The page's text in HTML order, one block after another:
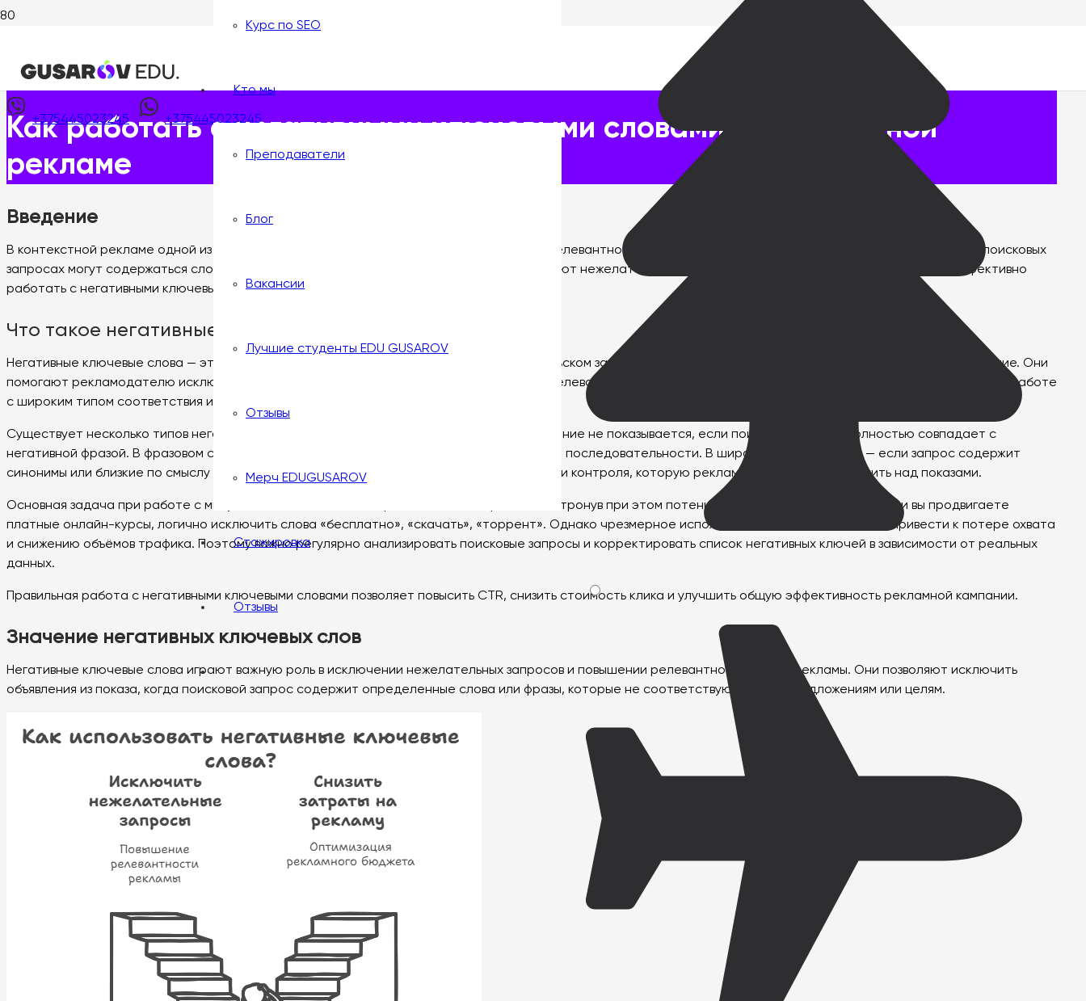
Курс по SEO
Кто мы
Преподаватели
Блог
Вакансии
Лучшие студенты EDU GUSAROV
Отзывы
Мерч EDUGUSAROV
Стажировка
Отзывы
+375445023245 +375445023245
Опубликовано:18 июня, 2025
Как работать с негативными ключевыми словами в контекстной
рекламе
Введение
В контекстной рекламе одной из ключевых задач является достижение максимальной релевантности объявлений для целевой аудитории. Однако иногда в поисковых
запросах могут содержаться слова, которые не соответствуют вашим целям и привлекают нежелательный трафик. В этой статье мы рассмотрим, как эффективно
работать с негативными ключевыми словами в контекстной рекламе.
Что такое негативные ключевые слова и зачем они нужны
Негативные ключевые слова — это слова или фразы, при наличии которых в пользовательском запросе система не будет показывать ваше рекламное объявление. Они
помогают рекламодателю исключить нецелевой трафик, снизить расходы и повысить релевантность показов. Применение таких слов особенно актуально при работе
с широким типом соответствия или при продвижении нишевых товаров и услуг.
Существует несколько типов негативных ключевых слов. В точном соответствии объявление не показывается, если поисковый запрос полностью совпадает с
негативной фразой. В фразовом соответствии — если запрос содержит фразу в заданной последовательности. В широком соответствии — если запрос содержит
синонимы или близкие по смыслу слова. Выбор типа зависит от целей кампании и степени контроля, которую рекламодатель хочет получить над показами.
Основная задача при работе с минус-словами — отсеять нерелевантные запросы, не затронув при этом потенциально ценные. Например, если вы продвигаете
платные онлайн-курсы, логично исключить слова «бесплатно», «скачать», «торрент». Однако чрезмерное использование минус-слов может привести к потере охвата
и снижению объёмов трафика. Поэтому важно регулярно анализировать поисковые запросы и корректировать список негативных ключей в зависимости от реальных
данных.
Правильная работа с негативными ключевыми словами позволяет повысить CTR, снизить стоимость клика и улучшить общую эффективность рекламной кампании.
Значение негативных ключевых слов
Негативные ключевые слова играют важную роль в исключении нежелательных запросов и повышении релевантности вашей рекламы. Они позволяют исключить
объявления из показа, когда поисковой запрос содержит определенные слова или фразы, которые не соответствуют вашим предложениям или целям.